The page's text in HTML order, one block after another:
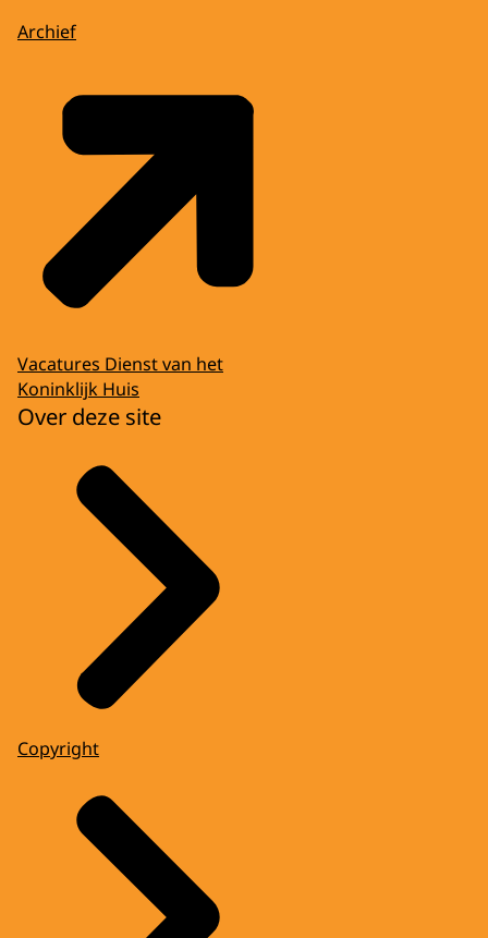
Archief
Vacatures Dienst van het
Koninklijk Huis
Over deze site
Copyright